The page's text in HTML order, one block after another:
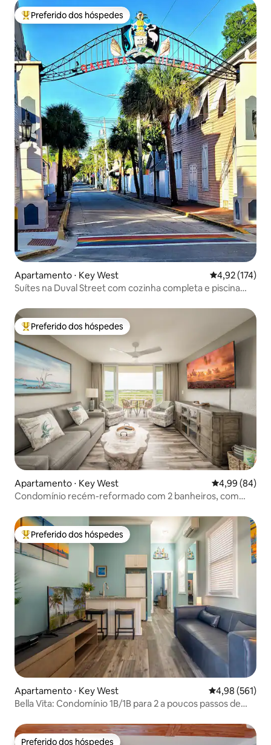
Entre os melhores preferidos dos hóspedes
Preferido dos hóspedes
Apartamento ⋅ Key West 4,92 de uma
4,92 (174)
Suítes na Duval Street com cozinha completa e piscina
Entre os melhores preferidos dos hóspedes
Preferido dos hóspedes
Apartamento ⋅ Key West 4,99 de uma
4,99 (84)
Condomínio recém-reformado com 2 banheiros, com
Entre os melhores preferidos dos hóspedes
Preferido dos hóspedes
Apartamento ⋅ Key West 4,98 de uma
4,98 (561)
Bella Vita: Condomínio 1B/1B para 2 a poucos passos de
Preferido dos hóspedes